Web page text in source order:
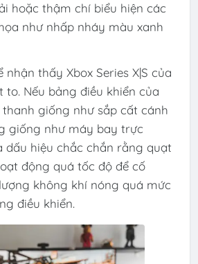
hoặc thậm chí biểu hiện các
như nhấp nháy màu xanh
nhận thấy Xbox Series X|S của
Nếu bảng điều khiển của
giống như sắp cất cánh
giống như máy bay trực
dấu hiệu chắc chắn rằng quạt
động quá tốc độ để cố
không khí nóng quá mức
điều khiển.